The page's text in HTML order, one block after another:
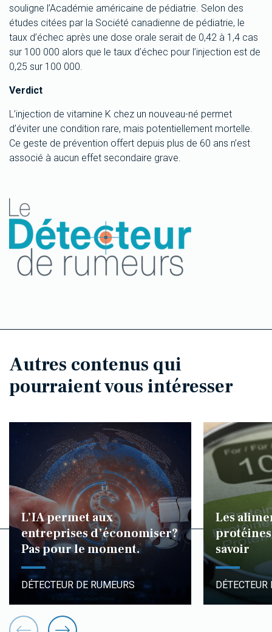
souligne l’Académie américaine de pédiatrie. Selon des
études citées par la Société canadienne de pédiatrie, le
taux d’échec après une dose orale serait de 0,42 à 1,4 cas
sur 100 000 alors que le taux d’échec pour l’injection est de
0,25 sur 100 000.
Verdict
L’injection de vitamine K chez un nouveau-né permet
d’éviter une condition rare, mais potentiellement mortelle.
Ce geste de prévention offert depuis plus de 60 ans n’est
associé à aucun effet secondaire grave.
Autres contenus qui
pourraient vous intéresser
L’IA permet aux
entreprises d’économiser?
Pas pour le moment.
DÉTECTEUR DE RUMEURS
Les
protéines
savoir
DÉTECTEUR